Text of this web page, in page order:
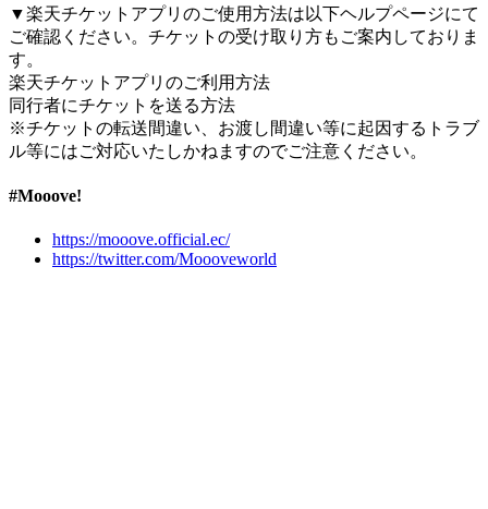
▼楽天チケットアプリのご使用方法は以下ヘルプページにて
ご確認ください。チケットの受け取り方もご案内しておりま
す。
楽天チケットアプリのご利用方法
同行者にチケットを送る方法
※チケットの転送間違い、お渡し間違い等に起因するトラブ
ル等にはご対応いたしかねますのでご注意ください。
#Mooove!
https://mooove.official.ec/
https://twitter.com/Moooveworld